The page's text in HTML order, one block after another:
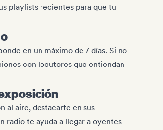
playlists recientes para que tu
en un máximo de 7 días. Si no
con locutores que entiendan
al aire, destacarte en sus
radio te ayuda a llegar a oyentes